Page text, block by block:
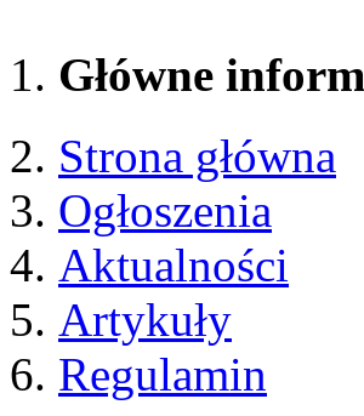
Główne
Strona główna
Ogłoszenia
Aktualności
Artykuły
Regulamin